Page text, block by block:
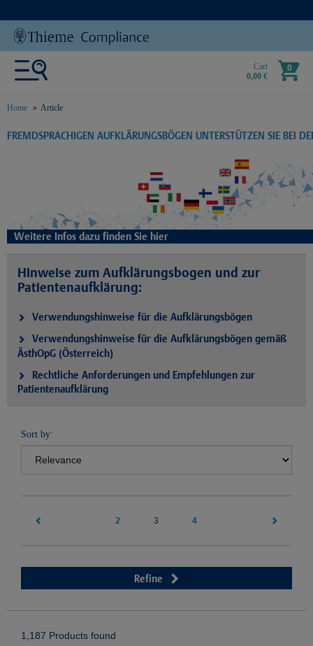
Cart
0,00 €
0
Home Article
text.skipToContent
text.skipToNavigation
FREMDSPRACHIGEN AUFKLÄRUNGSBÖGEN UNTERSTÜTZEN SIE BEI
Weitere Infos dazu finden Sie hier
Hinweise zum Aufklärungsbogen und zur
Patientenaufklärung:
Verwendungshinweise für die Aufklärungsbögen
Verwendungshinweise für die Aufklärungsbögen gemäß
ÄsthOpG (Österreich)
Rechtliche Anforderungen und Empfehlungen zur
Patientenaufklärung
Sort by:
2 3 4
Refine
1,187 Products found